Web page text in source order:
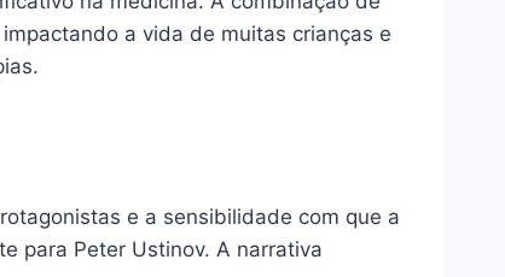
a vida de muitas crianças e
e a sensibilidade com que a
para Peter Ustinov. A narrativa